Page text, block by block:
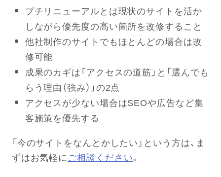
プチリニューアルとは現状のサイトを活か
しながら優先度の高い箇所を改修すること
他社制作のサイトでもほとんどの場合は改
修可能
成果のカギは「アクセスの道筋」と「選んでも
らう理由（強み）」の2点
アクセスが少ない場合はSEOや広告など集
客施策を優先する
「今のサイトをなんとかしたい」という方は、ま
ずはお気軽にご相談ください。